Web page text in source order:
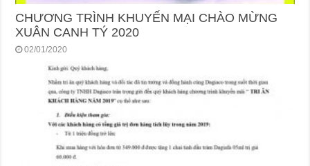
CHƯƠNG TRÌNH KHUYẾN MẠI CHÀO MỪNG
XUÂN CANH TÝ 2020
02/01/2020